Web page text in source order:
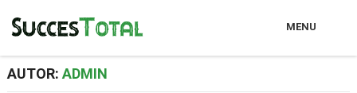
MENU
AUTOR: ADMIN